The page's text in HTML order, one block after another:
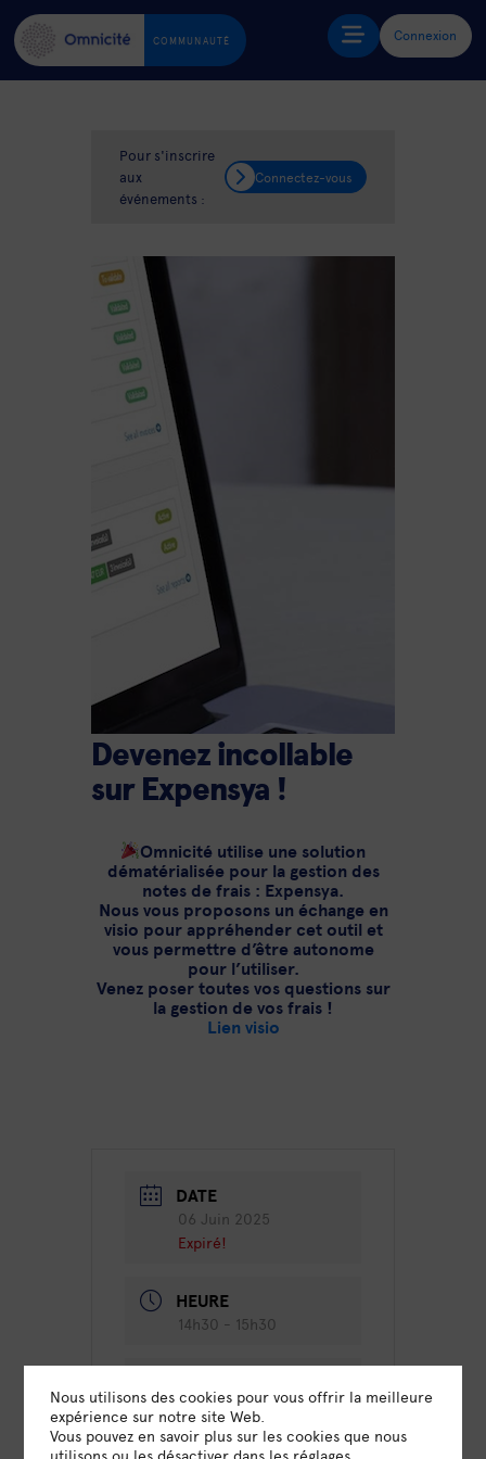
COMMUNAUTÉ Connexion
Pour s'inscrire
aux
événements :
Connectez-vous
Devenez incollable
sur Expensya !
Omnicité utilise une solution
dématérialisée pour la gestion des
notes de frais : Expensya.
Nous vous proposons un échange en
visio pour appréhender cet outil et
vous permettre d’être autonome
pour l’utiliser.
Venez poser toutes vos questions sur
la gestion de vos frais !
Lien visio
DATE
06 Juin 2025
Expiré!
HEURE
14h30 - 15h30
Visio
Nous utilisons des cookies pour vous offrir la meilleure
expérience sur notre site Web.
Vous pouvez en savoir plus sur les cookies que nous
utilisons ou les désactiver dans les réglages